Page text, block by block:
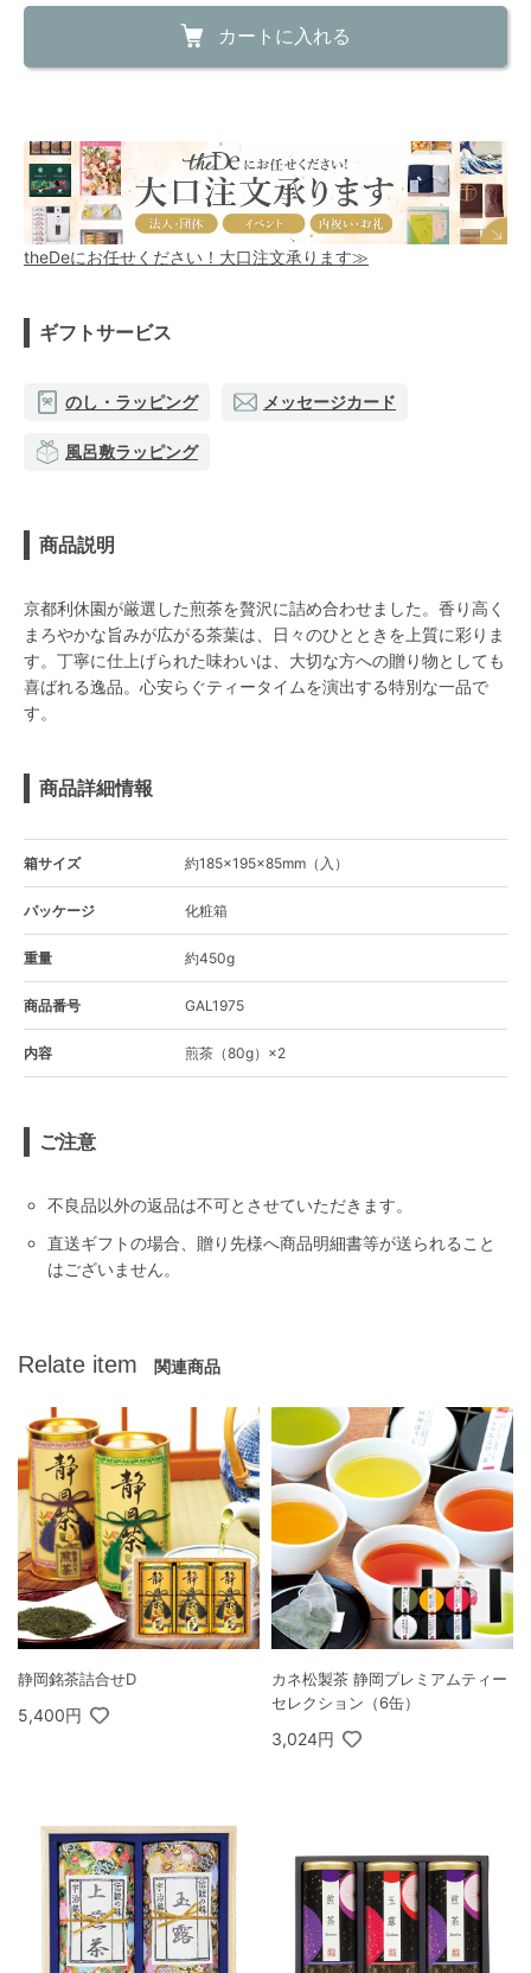
カートに入れる
theDeにお任せください！大口注文承ります≫
ギフトサービス
のし・ラッピング メッセージカード
風呂敷ラッピング
商品説明
京都利休園が厳選した煎茶を贅沢に詰め合わせました。香り高く
まろやかな旨みが広がる茶葉は、日々のひとときを上質に彩りま
す。丁寧に仕上げられた味わいは、大切な方への贈り物としても
喜ばれる逸品。心安らぐティータイムを演出する特別な一品で
す。
商品詳細情報
箱サイズ 約185×195×85mm（入）
パッケージ 化粧箱
重量 約450g
商品番号 GAL1975
内容 煎茶（80g）×2
ご注意
不良品以外の返品は不可とさせていただきます。
直送ギフトの場合、贈り先様へ商品明細書等が送られること
はございません。
Relate item 関連商品
静岡銘茶詰合せD
5,400円
カネ松製茶 静岡プレミアムティー
セレクション（6缶）
3,024円